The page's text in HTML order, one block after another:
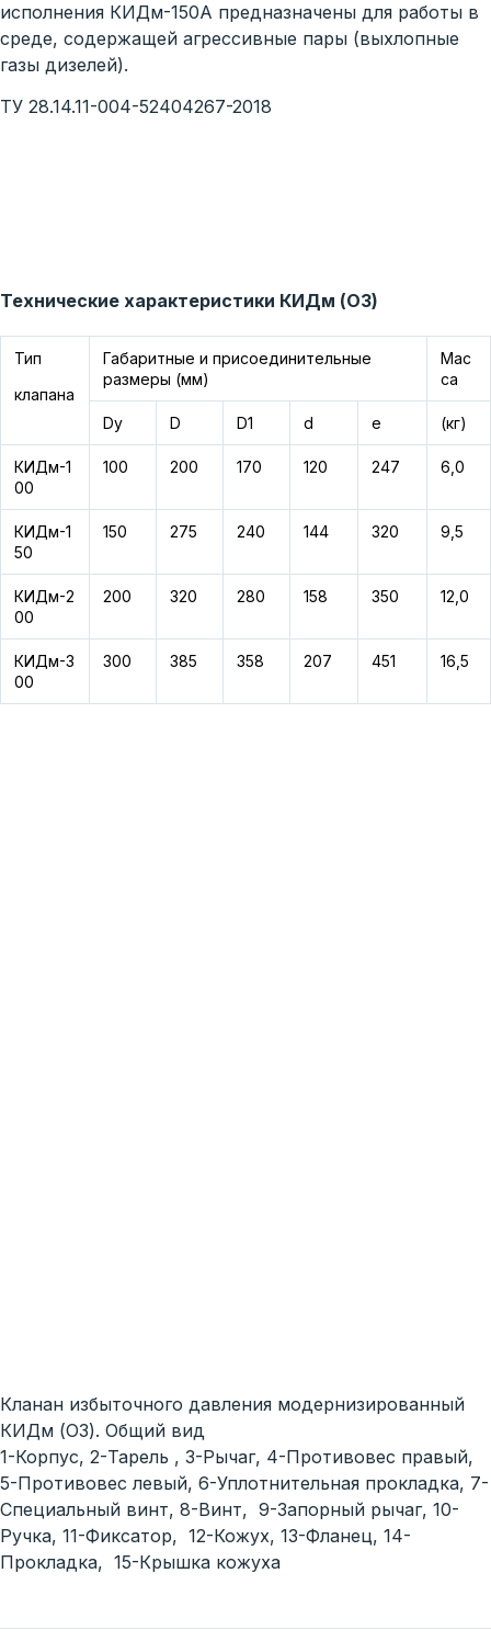
исполнения КИДм-150А предназначены для работы в
среде, содержащей агрессивные пары (выхлопные
газы дизелей).
ТУ 28.14.11-004-52404267-2018
Технические характеристики КИДм (ОЗ)
Тип
клапана
Габаритные и присоединительные
размеры (мм)
Мас
са
Dy D D1 d e (кг)
КИДм-1
00
100 200 170 120 247 6,0
КИДм-1
50
150 275 240 144 320 9,5
КИДм-2
00
200 320 280 158 350 12,0
КИДм-3
00
300 385 358 207 451 16,5
Кланан избыточного давления модернизированный
КИДм (ОЗ). Общий вид
1-Корпус, 2-Тарель , 3-Рычаг, 4-Противовес правый,
5-Противовес левый, 6-Уплотнительная прокладка, 7-
Специальный винт, 8-Винт, 9-Запорный рычаг, 10-
Ручка, 11-Фиксатор, 12-Кожух, 13-Фланец, 14-
Прокладка, 15-Крышка кожуха